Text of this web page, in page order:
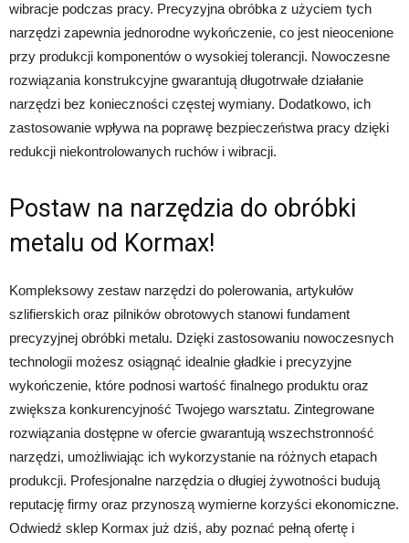
wibracje podczas pracy. Precyzyjna obróbka z użyciem tych
narzędzi zapewnia jednorodne wykończenie, co jest nieocenione
przy produkcji komponentów o wysokiej tolerancji. Nowoczesne
rozwiązania konstrukcyjne gwarantują długotrwałe działanie
narzędzi bez konieczności częstej wymiany. Dodatkowo, ich
zastosowanie wpływa na poprawę bezpieczeństwa pracy dzięki
redukcji niekontrolowanych ruchów i wibracji.
Postaw na narzędzia do obróbki
metalu od Kormax!
Kompleksowy zestaw narzędzi do polerowania, artykułów
szlifierskich oraz pilników obrotowych stanowi fundament
precyzyjnej obróbki metalu. Dzięki zastosowaniu nowoczesnych
technologii możesz osiągnąć idealnie gładkie i precyzyjne
wykończenie, które podnosi wartość finalnego produktu oraz
zwiększa konkurencyjność Twojego warsztatu. Zintegrowane
rozwiązania dostępne w ofercie gwarantują wszechstronność
narzędzi, umożliwiając ich wykorzystanie na różnych etapach
produkcji. Profesjonalne narzędzia o długiej żywotności budują
reputację firmy oraz przynoszą wymierne korzyści ekonomiczne.
Odwiedź sklep Kormax już dziś, aby poznać pełną ofertę i